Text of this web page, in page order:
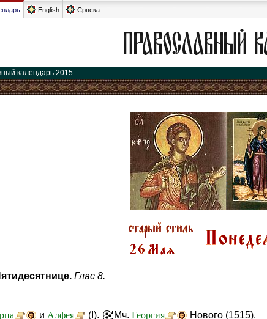
English Српска
календарь 2015
Глас 8.
и Алфея (I). Мч. Георгия Нового (1515).